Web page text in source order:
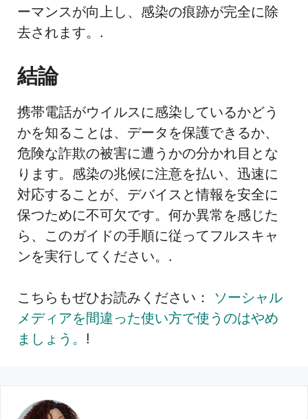
ーマンスが向上し、感染の痕跡が完全に除
去されます。.
結論
携帯電話がウイルスに感染しているかどう
かを知ることは、データを保護できるか、
危険な詐欺の被害に遭うかの分かれ目とな
ります。感染の兆候に注意を払い、迅速に
対応することが、デバイスと情報を安全に
保つために不可欠です。何か異常を感じた
ら、このガイドの手順に従ってフルスキャ
ンを実行してください。.
こちらもぜひお読みください： ソーシャル
メディアを間違った使い方で使うのはやめ
ましょう。 !